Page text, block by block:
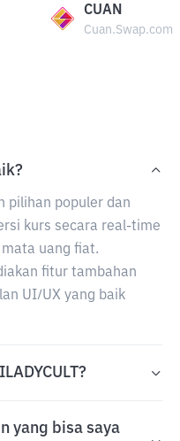
CUAN
Cuan.Swap.com
pilihan populer dan
kurs secara real-time
uang fiat.
fitur tambahan
UI/UX yang baik
yang bisa saya